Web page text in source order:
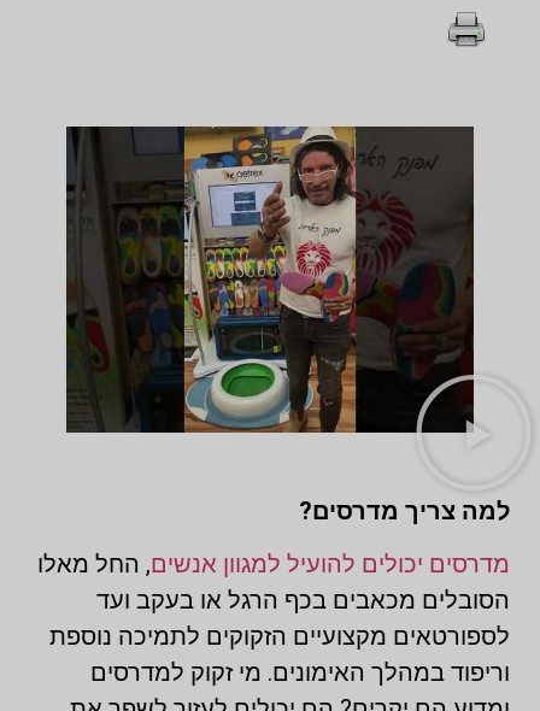
למה צריך מדרסים?
מדרסים יכולים להועיל למגוון אנשים, החל מאלו
הסובלים מכאבים בכף הרגל או בעקב ועד
לספורטאים מקצועיים הזקוקים לתמיכה נוספת
וריפוד במהלך האימונים. מי זקוק למדרסים